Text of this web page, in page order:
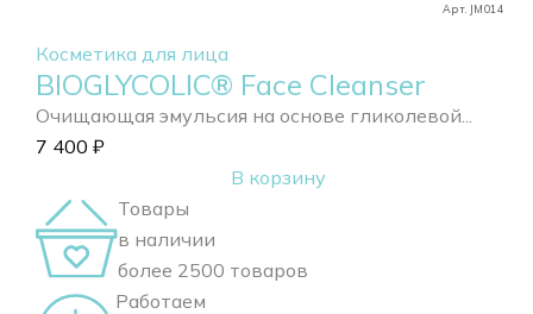
Арт. JM014
Косметика для лица
BIOGLYCOLIC® Face Cleanser
Очищающая эмульсия на основе гликолевой...
7 400 ₽
В корзину
Товары
в наличии
более 2500 товаров
Работаем